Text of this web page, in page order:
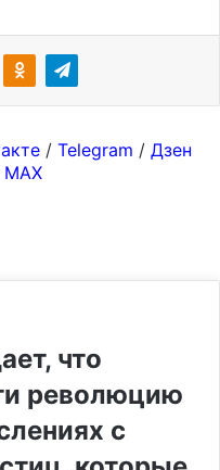
/ Telegram / Дзен
MAX